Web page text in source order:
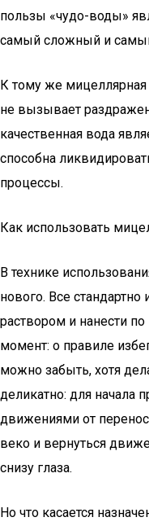
пользы «чудо-воды»
самый сложный и
К тому же мицеллярная
не вызывает
качественная вода
способна
процессы.
Как использовать
В технике
нового. Все
раствором и нанести
момент: о правиле
можно забыть, хотя
деликатно: для начала
движениями от
веко и вернуться
снизу глаза.
Но что касается